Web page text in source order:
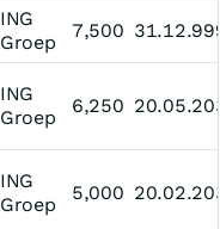
ING
Groep
7,500
ING
Groep
6,250
ING
Groep
5,000